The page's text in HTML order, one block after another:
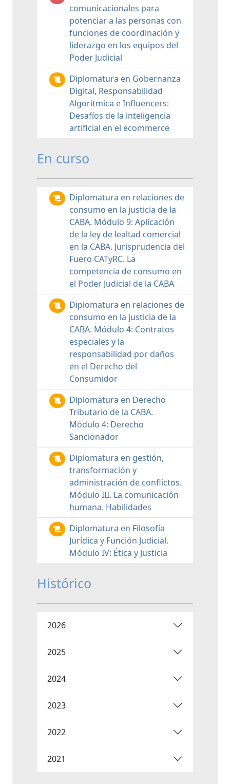
comunicacionales para
potenciar a las personas con
funciones de coordinación y
liderazgo en los equipos del
Poder Judicial
Diplomatura en Gobernanza
Digital, Responsabilidad
Algorítmica e Influencers:
Desafíos de la inteligencia
artificial en el ecommerce
En curso
Diplomatura en relaciones de
consumo en la justicia de la
CABA. Módulo 9: Aplicación
de la ley de lealtad comercial
en la CABA. Jurisprudencia del
Fuero CATyRC. La
competencia de consumo en
el Poder Judicial de la CABA
Diplomatura en relaciones de
consumo en la justicia de la
CABA. Módulo 4: Contratos
especiales y la
responsabilidad por daños
en el Derecho del
Consumidor
Diplomatura en Derecho
Tributario de la CABA.
Módulo 4: Derecho
Sancionador
Diplomatura en gestión,
transformación y
administración de conflictos.
Módulo III. La comunicación
humana. Habilidades
Diplomatura en Filosofía
Jurídica y Función Judicial.
Módulo IV: Ética y Justicia
Histórico
2026
2025
2024
2023
2022
2021